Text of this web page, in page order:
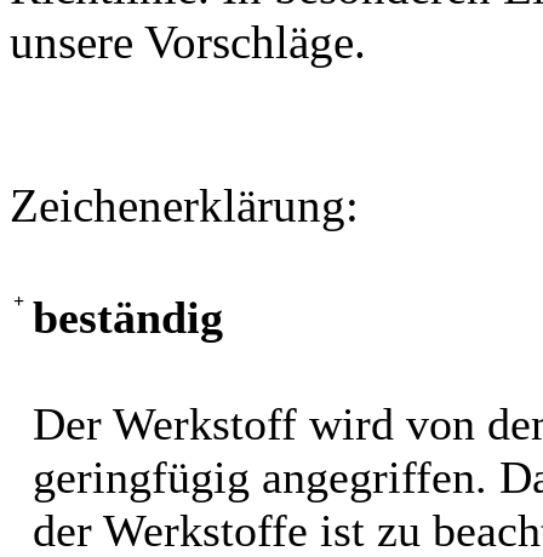
unsere Vorschläge.
Zeichenerklärung:
+ beständig
Der Werkstoff wird von
geringfügig angegriffen.
der Werkstoffe ist zu